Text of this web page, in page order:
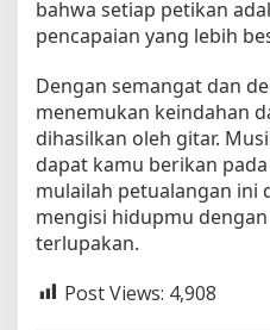
bahwa setiap petikan
pencapaian yang lebih
Dengan semangat dan
menemukan keindahan
dihasilkan oleh gitar.
dapat kamu berikan
mulailah petualangan ini
mengisi hidupmu
terlupakan.
Post Views: 4,908